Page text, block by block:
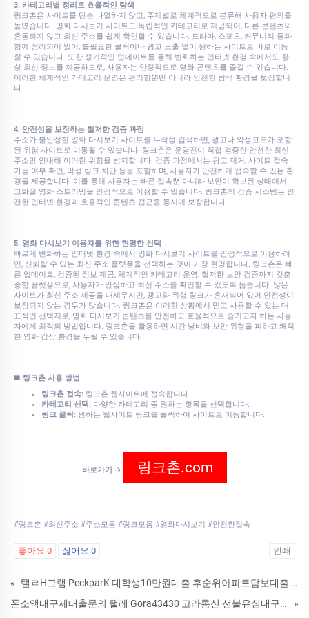
3. 카테고리별 정리로 효율적인 탐색
링크촌은 사이트를 단순 나열하지 않고, 주제별로 체계적으로 분류해 사용자 편의를
높였습니다. 영화 다시보기 사이트도 독립적인 카테고리로 제공되어, 다른 콘텐츠와
혼동되지 않고 최신 주소를 쉽게 확인할 수 있습니다. 드라마, 스포츠, 커뮤니티 등과
함께 정리되어 있어, 불필요한 클릭이나 광고 노출 없이 원하는 사이트로 바로 이동
할 수 있습니다. 또한 정기적인 업데이트를 통해 변화하는 인터넷 환경 속에서도 항
상 최신 정보를 제공하므로, 사용자는 안정적으로 영화 콘텐츠를 즐길 수 있습니다.
이러한 체계적인 카테고리 운영은 편리함뿐만 아니라 안전한 탐색 환경을 보장합니
다.
4. 안전성을 보장하는 철저한 검증 과정
주소가 불안정한 영화 다시보기 사이트를 무작정 검색하면, 광고나 악성코드가 포함
된 위험 사이트로 이동될 수 있습니다. 링크촌은 운영진이 직접 검증한 안전한 최신
주소만 안내해 이러한 위험을 방지합니다. 검증 과정에서는 광고 제거, 사이트 접속
가능 여부 확인, 악성 링크 차단 등을 포함하며, 사용자가 안전하게 접속할 수 있는 환
경을 제공합니다. 이를 통해 사용자는 빠른 접속뿐 아니라 보안이 확보된 상태에서
고화질 영화 스트리밍을 안정적으로 이용할 수 있습니다. 링크촌의 검증 시스템은 안
전한 인터넷 환경과 효율적인 콘텐츠 접근을 동시에 보장합니다.
5. 영화 다시보기 이용자를 위한 현명한 선택
빠르게 변화하는 인터넷 환경 속에서 영화 다시보기 사이트를 안정적으로 이용하려
면, 신뢰할 수 있는 최신 주소 플랫폼을 선택하는 것이 가장 현명합니다. 링크촌은 빠
른 업데이트, 검증된 정보 제공, 체계적인 카테고리 운영, 철저한 보안 검증까지 갖춘
종합 플랫폼으로, 사용자가 안심하고 최신 주소를 확인할 수 있도록 돕습니다. 많은
사이트가 최신 주소 제공을 내세우지만, 광고와 위험 링크가 혼재되어 있어 안전성이
보장되지 않는 경우가 많습니다. 링크촌은 이러한 상황에서 믿고 사용할 수 있는 대
표적인 선택지로, 영화 다시보기 콘텐츠를 안전하고 효율적으로 즐기고자 하는 사용
자에게 최적의 방법입니다. 링크촌을 활용하면 시간 낭비와 보안 위험을 피하고 쾌적
한 영화 감상 환경을 누릴 수 있습니다.
■ 링크촌 사용 방법
링크촌 접속: 링크촌 웹사이트에 접속합니다.
카테고리 선택: 다양한 카테고리 중 원하는 항목을 선택합니다.
링크 클릭: 원하는 웹사이트 링크를 클릭하여 사이트로 이동합니다.
바로가기 → 링크촌.com
#링크촌 #최신주소 #주소모음 #링크모음 #영화다시보기 #안전한접속
좋아요 0 싫어요 0 인쇄
«
탤ㄹH그램 PeckparK 대학생10만원대출 후순위아파트담보대출 페크박컨설팅 공무원의주택담보대출 창원시무직자소액급전생활자금 HLC
폰소액내구제대출문의 탤레 Gora43430 고라통신 선불유심내구제 대학생50만원소액대출 예산군무작자당일소액급전 현역군인소액대출 EFL
»